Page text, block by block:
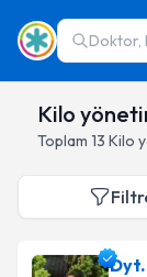
Doktor,
Kilo
Toplam 13 Kilo
Dyt.